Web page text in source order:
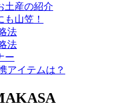
土産の紹介
山笠！
法
法
ー
アイテムは？